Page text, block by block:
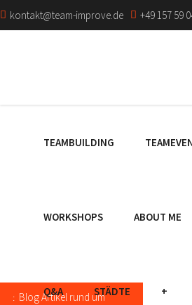
kontakt@team-improve.de +49 157 59
TEAMBUILDING
WORKSHOPS ABOUT ME
Q&A STÄDTE +
Blog Artikel rund um